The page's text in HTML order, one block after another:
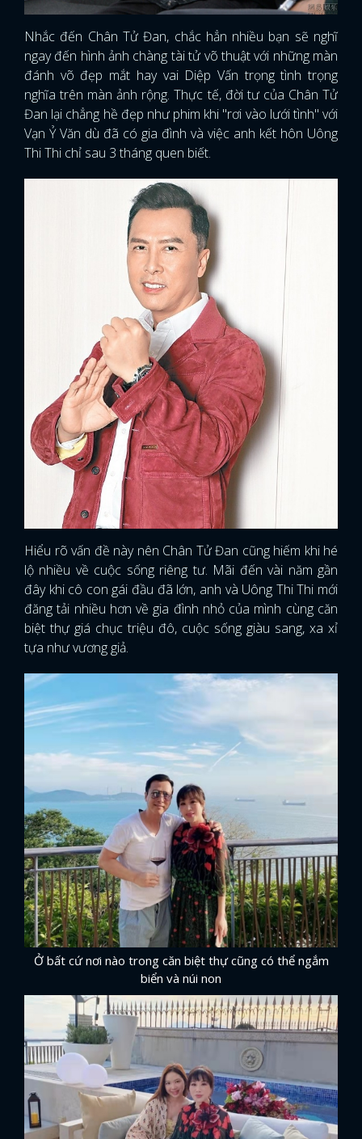
Nhắc đến Chân Tử Đan, chắc hẳn nhiều bạn sẽ nghĩ
ngay đến hình ảnh chàng tài tử võ thuật với những màn
đánh võ đẹp mắt hay vai Diệp Vấn trọng tình trọng
nghĩa trên màn ảnh rộng. Thực tế, đời tư của Chân Tử
Đan lại chẳng hề đẹp như phim khi "rơi vào lưới tình" với
Vạn Ỷ Văn dù đã có gia đình và việc anh kết hôn Uông
Thi Thi chỉ sau 3 tháng quen biết.
Hiểu rõ vấn đề này nên Chân Tử Đan cũng hiếm khi hé
lộ nhiều về cuộc sống riêng tư. Mãi đến vài năm gần
đây khi cô con gái đầu đã lớn, anh và Uông Thi Thi mới
đăng tải nhiều hơn về gia đình nhỏ của mình cùng căn
biệt thự giá chục triệu đô, cuộc sống giàu sang, xa xỉ
tựa như vương giả.
Ở bất cứ nơi nào trong căn biệt thự cũng có thể ngắm
biển và núi non